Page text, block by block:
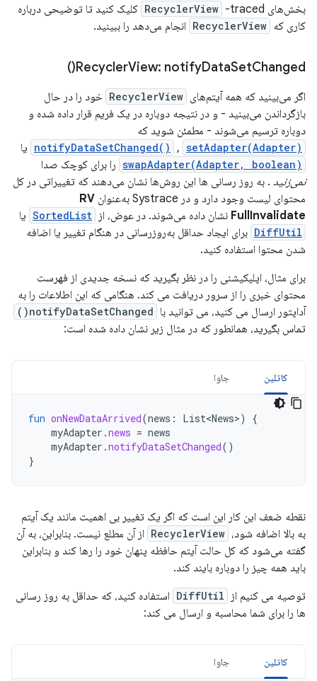
بخش‌های
RecyclerView -traced کلیک کنید تا توضیحی درباره
کاری که RecyclerView انجام می‌دهد را ببینید.
RecyclerView: notifyDataSetChanged(
)
اگر می‌بینید که همه آیتم‌های RecyclerView خود را در حال
بازگرداندن می‌بینید - و در نتیجه دوباره در یک فریم قرار داده شده و
دوباره ترسیم می‌شوند - مطمئن شوید که
notifyDataSetChanged() , setAdapter(Adapter) یا
swapAdapter(Adapter, boolean) را برای کوچک صدا
نمی‌زنید . به روز رسانی ها این روش‌ها نشان می‌دهند که تغییراتی در کل
محتوای لیست وجود دارد و در Systrace به‌عنوان
RV
FullInvalidate نشان داده می‌شوند. در عوض، از SortedList یا
DiffUtil برای ایجاد حداقل به‌روزرسانی در هنگام تغییر یا اضافه
شدن محتوا استفاده کنید.
برای مثال، اپلیکیشنی را در نظر بگیرید که نسخه جدیدی از فهرست
محتوای خبری را از سرور دریافت می کند. هنگامی که این اطلاعات را به
آداپتور ارسال می کنید، می توانید با notifyDataSetChanged()
تماس بگیرید، همانطور که در مثال زیر نشان داده شده است:
کاتلین جاوا
fun onNewDataArrived(news : List<News>)
{
myAdapter .news = news
myAdapter .notifyDataSetChanged()
}
نقطه ضعف این کار این است که اگر یک تغییر بی اهمیت مانند یک آیتم
به بالا اضافه شود، RecyclerView از آن مطلع نیست. بنابراین، به آن
گفته می‌شود که کل حالت آیتم حافظه پنهان خود را رها کند و بنابراین
باید همه چیز را دوباره بایند کند.
توصیه می کنیم از
DiffUtil استفاده کنید، که حداقل به روز رسانی
ها را برای شما محاسبه و ارسال می کند:
کاتلین جاوا